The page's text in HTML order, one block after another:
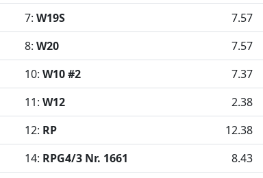
7: W19S 7.57
8: W20 7.57
10: W10 #2 7.37
11: W12 2.38
12: RP 12.38
14: RPG4/3 Nr. 1661 8.43